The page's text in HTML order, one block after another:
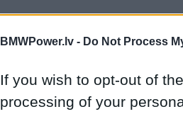
BMWPower.lv - Do Not Process
If you wish to opt-out of
processing of your